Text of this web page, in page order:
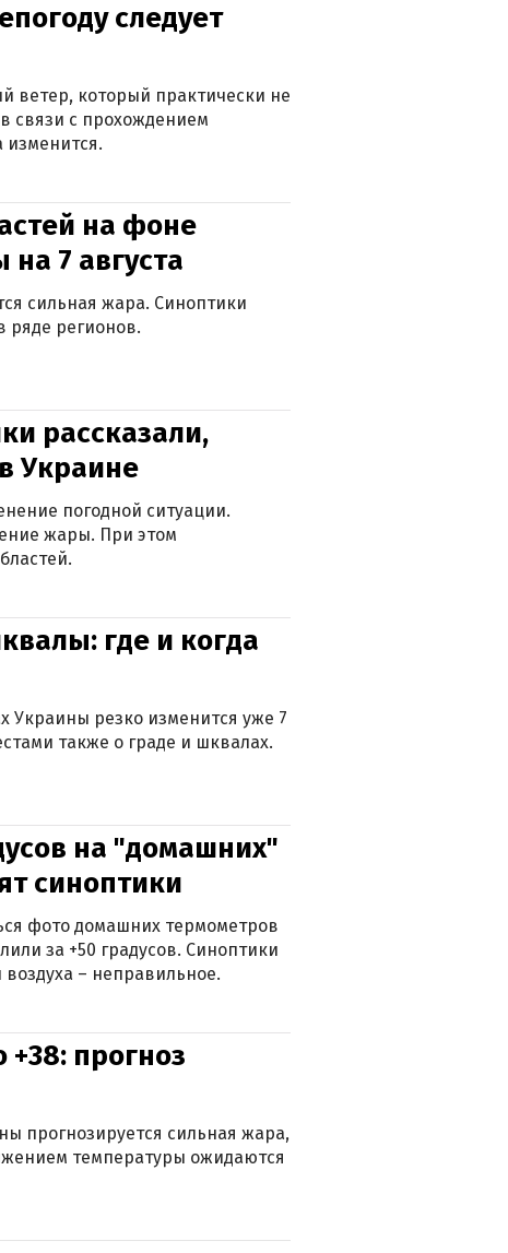
следует
ветер, который практически не
связи с прохождением
изменится.
на фоне
7 августа
сильная жара. Синоптики
ряде регионов.
рассказали,
Украине
погодной ситуации.
жары. При этом
где и когда
Украины резко изменится уже 7
также о граде и шквалах.
на "домашних"
синоптики
фото домашних термометров
за +50 градусов. Синоптики
– неправильное.
прогноз
прогнозируется сильная жара,
температуры ожидаются